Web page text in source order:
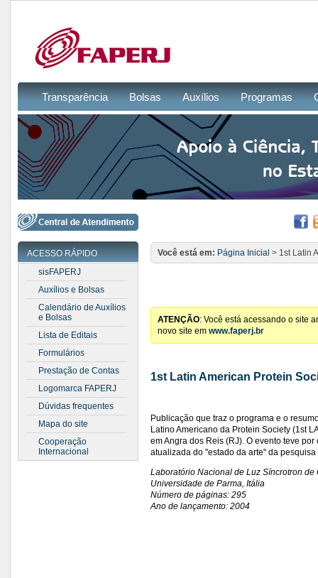
Transparência Bolsas Auxílios Programas
ACESSO RÁPIDO
sisFAPERJ
Auxílios e Bolsas
Calendário de Auxílios
e Bolsas
Lista de Editais
Formulários
Prestação de Contas
Logomarca FAPERJ
Dúvidas frequentes
Mapa do site
Cooperação
Internacional
Você está em: Página Inicial > 1st Latin
ATENÇÃO: Você está acessando o site
novo site em www.faperj.br
1st Latin American Protein
Publicação que traz o programa e o
Latino Americano da Protein Society (1st
em Angra dos Reis (RJ). O evento teve
atualizada do "estado da arte" da
Laboratório Nacional de Luz Síncrotron
Universidade de Parma, Itália
Número de páginas: 295
Ano de lançamento: 2004